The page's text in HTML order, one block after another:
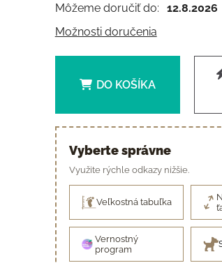
Môžeme doručiť do:
12.8.2026
Možnosti doručenia
DO KOŠÍKA
Vyberte správne
Využite rýchle odkazy nižšie.
Veľkostná tabuľka
Vernostný
program